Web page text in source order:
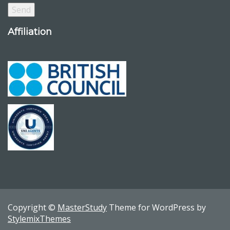
Affiliation
Copyright © MasterStudy Theme for WordPress by
StylemixThemes